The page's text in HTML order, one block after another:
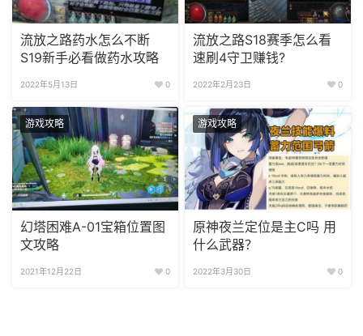
流放之路药水怎么不断
S19新手必看做药水攻略
2022年5月13日 0
流放之路S18赛季怎么看
速刷4守卫赚钱?
2022年2月23日 0
游戏攻略
幻塔困难A-01宝箱位置图
文攻略
2021年12月22日 0
游戏攻略
原神夜兰定位是主C吗 用
什么武器？
2022年3月30日 0